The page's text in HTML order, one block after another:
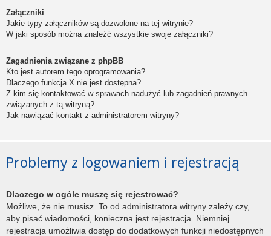
Załączniki
Jakie typy załączników są dozwolone na tej witrynie?
W jaki sposób można znaleźć wszystkie swoje załączniki?
Zagadnienia związane z phpBB
Kto jest autorem tego oprogramowania?
Dlaczego funkcja X nie jest dostępna?
Z kim się kontaktować w sprawach nadużyć lub zagadnień prawnych
związanych z tą witryną?
Jak nawiązać kontakt z administratorem witryny?
Problemy z logowaniem i rejestracją
Dlaczego w ogóle muszę się rejestrować?
Możliwe, że nie musisz. To od administratora witryny zależy czy,
aby pisać wiadomości, konieczna jest rejestracja. Niemniej
rejestracja umożliwia dostęp do dodatkowych funkcji niedostępnych